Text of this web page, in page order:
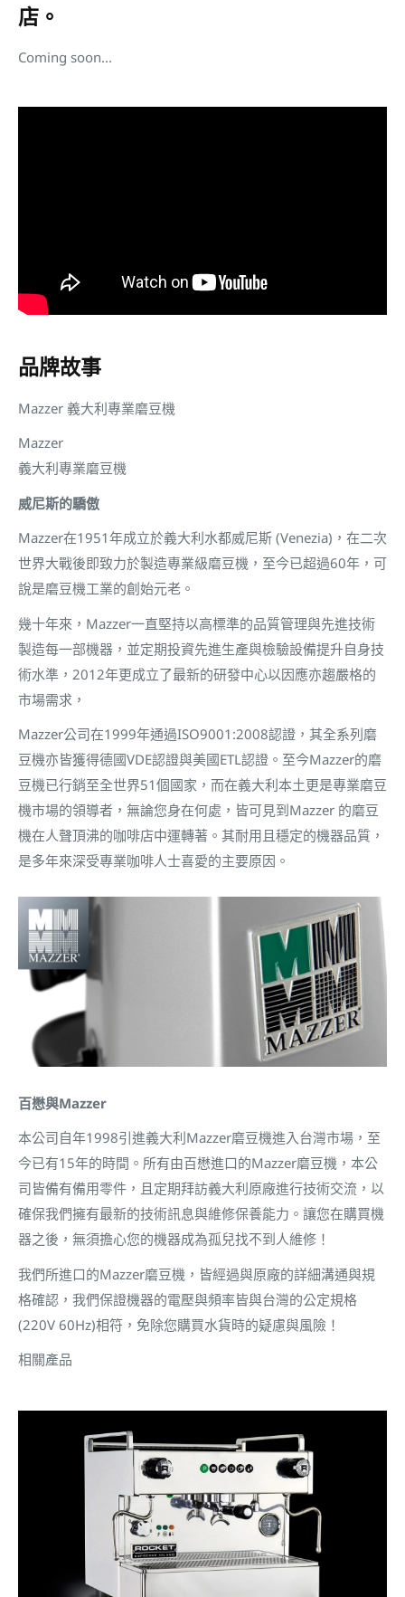
店。
Coming soon...
品牌故事
Mazzer 義大利專業磨豆機
Mazzer
義大利專業磨豆機
威尼斯的驕傲
Mazzer在1951年成立於義大利水都威尼斯 (Venezia)，在二次
世界大戰後即致力於製造專業級磨豆機，至今已超過60年，可
說是磨豆機工業的創始元老。
幾十年來，Mazzer一直堅持以高標準的品質管理與先進技術
製造每一部機器，並定期投資先進生產與檢驗設備提升自身技
術水準，2012年更成立了最新的研發中心以因應亦趨嚴格的
市場需求，
Mazzer公司在1999年通過ISO9001:2008認證，其全系列磨
豆機亦皆獲得德國VDE認證與美國ETL認證。至今Mazzer的磨
豆機已行銷至全世界51個國家，而在義大利本土更是專業磨豆
機市場的領導者，無論您身在何處，皆可見到Mazzer 的磨豆
機在人聲頂沸的咖啡店中運轉著。其耐用且穩定的機器品質，
是多年來深受專業咖啡人士喜愛的主要原因。
百懋與Mazzer
本公司自年1998引進義大利Mazzer磨豆機進入台灣市場，至
今已有15年的時間。所有由百懋進口的Mazzer磨豆機，本公
司皆備有備用零件，且定期拜訪義大利原廠進行技術交流，以
確保我們擁有最新的技術訊息與維修保養能力。讓您在購買機
器之後，無須擔心您的機器成為孤兒找不到人維修！
我們所進口的Mazzer磨豆機，皆經過與原廠的詳細溝通與規
格確認，我們保證機器的電壓與頻率皆與台灣的公定規格
(220V 60Hz)相符，免除您購買水貨時的疑慮與風險！
相關產品